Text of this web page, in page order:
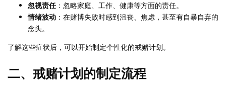
忽视责任：忽略家庭、工作、健康等方面的责任。
情绪波动 ：在赌博失败时感到沮丧、焦虑，甚至有自暴自弃的
念头。
了解这些症状后，可以开始制定个性化的戒赌计划。
二、戒赌计划的制定流程